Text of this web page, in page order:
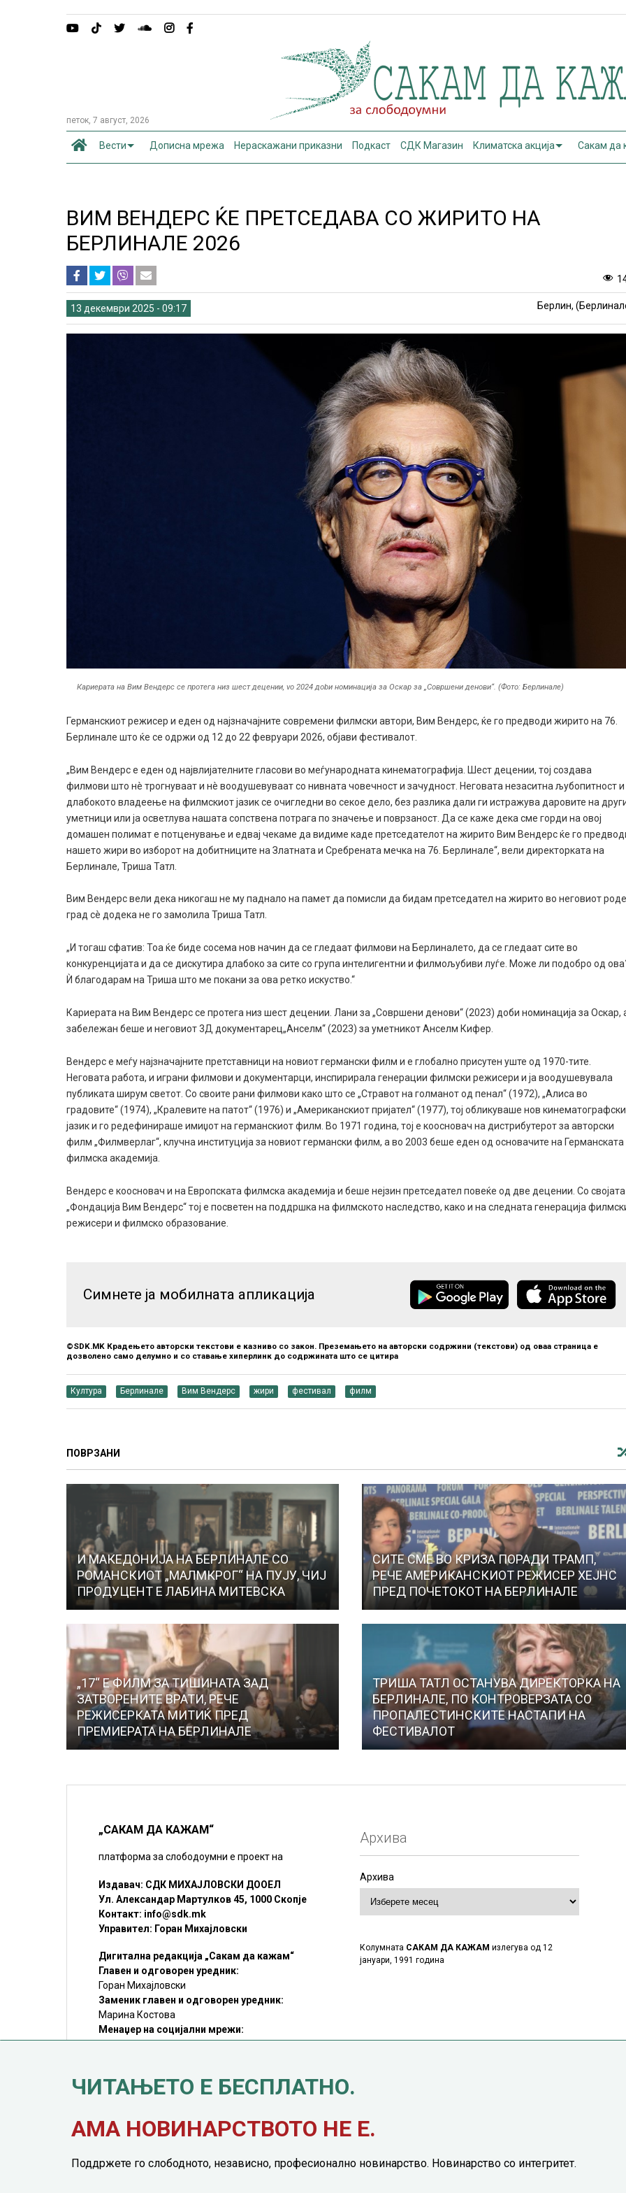
петок, 7 август, 2026
Вести Дописна мрежа Нераскажани приказни Подкаст СДК Магазин Климатска акција Сакам да
ВИМ ВЕНДЕРС ЌЕ ПРЕТСЕДАВА СО ЖИРИТО НА
БЕРЛИНАЛЕ 2026
13 декември 2025 - 09:17 Берлин,
Кариерата на Вим Вендерс се протега низ шест децении, vo 2024 доbи номинација за Оскар за „Совршени денови“. (Фото: Берлинале)
Германскиот режисер и еден од најзначајните современи филмски автори, Вим Вендерс, ќе го предводи жирито на 76.
Берлинале што ќе се одржи од 12 до 22 февруари 2026, објави фестивалот.
„Вим Вендерс е еден од највлијателните гласови во меѓународната кинематографија. Шест децении, тој создава
филмови што нè трогнуваат и нè воодушевуваат со нивната човечност и зачудност. Неговата незаситна љубопитност и
длабокото владеење на филмскиот јазик се очигледни во секое дело, без разлика дали ги истражува даровите на
уметници или ја осветлува нашата сопствена потрага по значење и поврзаност. Да се ​​каже дека сме горди на овој
домашен полимат е потценување и едвај чекаме да видиме каде претседателот на жирито Вим Вендерс ќе го
нашето жири во изборот на добитниците на Златната и Сребрената мечка на 76. Берлинале“, вели директорката на
Берлинале, Триша Татл.
Вим Вендерс вели дека никогаш не му паднало на памет да помисли да бидам претседател на жирито во неговиот
град сè додека не го замолила Триша Татл.
„И тогаш сфатив: Тоа ќе биде сосема нов начин да се гледаат филмови на Берлиналето, да се гледаат сите во
конкуренцијата и да се дискутира длабоко за сите со група интелигентни и филмољубиви луѓе. Може ли подобро од
Ѝ благодарам на Триша што ме покани за ова ретко искуство.“
Кариерата на Вим Вендерс се протега низ шест децении. Лани за „Совршени денови“ (2023) доби номинација за Оскар,
забележан беше и неговиот 3Д документарец„Анселм“ (2023) за уметникот Анселм Кифер.
Вендерс е меѓу најзначајните претставници на новиот германски филм и е глобално присутен уште од 1970-тите.
Неговата работа, и играни филмови и документарци, инспирирала генерации филмски режисери и ја воодушевувала
публиката ширум светот. Со своите рани филмови како што се „Стравот на голманот од пенал“ (1972), „Алиса во
градовите“ (1974), „Кралевите на патот“ (1976) и „Американскиот пријател“ (1977), тој обликуваше нов кинематографски
јазик и го редефинираше имиџот на германскиот филм. Во 1971 година, тој е коосновач на дистрибутерот за авторски
филм „Филмверлаг“, клучна институција за новиот германски филм, а во 2003 беше еден од основачите на Германската
филмска академија.
Вендерс е коосновач и на Европската филмска академија и беше нејзин претседател повеќе од две децении. Со својата
„Фондација Вим Вендерс“ тој е посветен на поддршка на филмското наследство, како и на следната генерација
режисери и филмско образование.
Симнете ја мобилната апликација
©SDK.MK Крадењето авторски текстови е казниво со закон. Преземањето на авторски содржини (текстови) од оваа страница е
дозволено само делумно и со ставање хиперлинк до содржината што се цитира
Култура Берлинале Вим Вендерс жири фестивал филм
ПОВРЗАНИ
И МАКЕДОНИЈА НА БЕРЛИНАЛЕ СО
РОМАНСКИОТ „МАЛМКРОГ“ НА ПУЈУ, ЧИЈ
ПРОДУЦЕНТ Е ЛАБИНА МИТЕВСКА
СИТЕ СМЕ ВО КРИЗА ПОРАДИ ТРАМП,
РЕЧЕ АМЕРИКАНСКИОТ РЕЖИСЕР ХЕЈНС
ПРЕД ПОЧЕТОКОТ НА БЕРЛИНАЛЕ
„17“ Е ФИЛМ ЗА ТИШИНАТА ЗАД
ЗАТВОРЕНИТЕ ВРАТИ, РЕЧЕ
РЕЖИСЕРКАТА МИТИЌ ПРЕД
ПРЕМИЕРАТА НА БЕРЛИНАЛЕ
ТРИША ТАТЛ ОСТАНУВА ДИРЕКТОРКА НА
БЕРЛИНАЛЕ, ПО КОНТРОВЕРЗАТА СО
ПРОПАЛЕСТИНСКИТЕ НАСТАПИ НА
ФЕСТИВАЛОТ
„САКАМ ДА КАЖАМ“
платформа за слободоумни е проект на
Издавач: СДК МИХАЈЛОВСКИ ДООЕЛ
Ул. Александар Мартулков 45, 1000 Скопје
Контакт: info@sdk.mk
Управител: Горан Михајловски
Дигитална редакција „Сакам да кажам“
Главен и одговорен уредник:
Горан Михајловски
Заменик главен и одговорен уредник:
Марина Костова
Менаџер на социјални мрежи:
Мирослав Илиоски
©SDK.MK Крадењето авторски текстови е казниво со закон.
Преземањето на авторски содржини (текстови) од оваа
Архива
Архива
Колумната САКАМ ДА КАЖАМ излегува од 12
јануари, 1991 година
ЧИТАЊЕТО Е БЕСПЛАТНО.
АМА НОВИНАРСТВОТО НЕ Е.
Поддржете го слободното, независно, професионално новинарство. Новинарство со интегритет.